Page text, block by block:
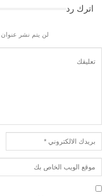
اترك رد
لن يتم نشر عنوان